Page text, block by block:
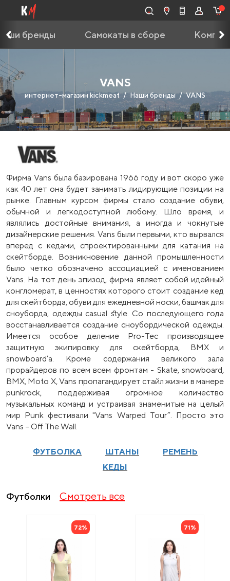
бренды Самокаты в сборе
VANS
интернет-магазин kickmeat Наши бренды VANS
Фирма Vans была базирована 1966 году и вот скоро уже
как 40 лет она будет занимать лидирующие позиции на
рынке. Главным курсом фирмы стало создание обуви,
обычной и легкодоступной любому. Шло время, и
являлись достойные внимания, а иногда и чокнутые
дизайнерские решения. Vans были первыми, кто вырвался
вперед с кедами, спроектированными для катания на
скейтборде. Возникновение данной промышленности
было четко обозначено ассоциацией с именованием
Vans. На тот день эпизод, фирма являет собой идейный
конгломерат, в ценностях которого стоит создание кед
для скейтборда, обуви для ежедневной носки, башмак для
сноуборда, одежды casual style. Со последующего года
восстанавливается создание сноубордической одежды.
Имеется особое деление Pro-Tec производящее
защитную экипировку для скейтборда, BMX и
snowboard’а. Кроме содержания великого зала
прорайдеров по всем всем фронтам - Skate, snowboard,
BMX, Moto X, Vans пропагандирует стайл жизни в манере
punkrock, поддерживая огромное количество
музыкальных команд и устраивая знаменитые на целый
мир Punk фестивали "Vans Warped Tour”. Просто это
Vans – Off The Wall.
ФУТБОЛКА ШТАНЫ
РЕМЕНЬ
КЕДЫ
Футболки Смотреть все
72% 71%